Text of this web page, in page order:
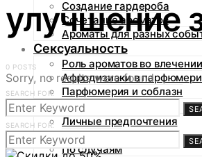
Создание гардероба
Сочетание ароматов
Ароматы для разных
Сексуальность
Роль ароматов во влечении
Афродизиаки в
Парфюмерия и соблазн
Аромагид
Личные предпочтения
По сезонам
По случаям
улучшение
0 POSTS
Sorry, no results were found.
SEARCH FOR:
SEARCH FOR: